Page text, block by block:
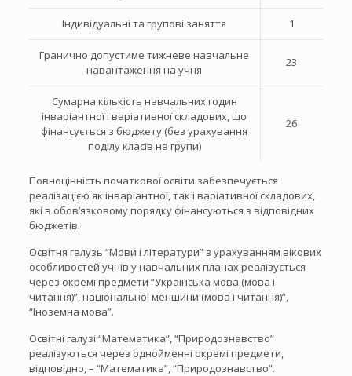
Індивідуальні та групові заняття 1
Гранично допустиме тижневе навчальне
навантаження на учня
23
Сумарна кількість навчальних годин
інваріантної і варіативної складових, що
фінансується з бюджету (без урахування
поділу класів на групи)
26
Повноцінність початкової освіти забезпечується
реалізацією як інваріантної, так і варіативної складових,
які в обов’язковому порядку фінансуються з відповідних
бюджетів.
Освітня галузь “Мови і літератури” з урахуванням вікових
особливостей учнів у навчальних планах реалізується
через окремі предмети “Українська мова (мова і
читання)”, національної меншини (мова і читання)”,
“Іноземна мова”.
Освітні галузі “Математика”, “Природознавство”
реалізуються через однойменні окремі предмети,
відповідно, – “Математика”, “Природознавство”.